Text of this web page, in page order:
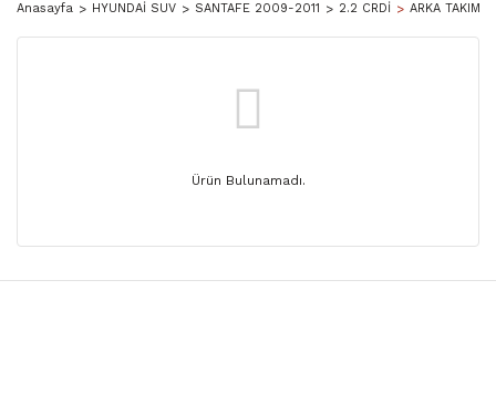
Anasayfa HYUNDAİ SUV SANTAFE 2009-2011 2.2 CRDİ ARKA TAKIM
Ürün Bulunamadı.